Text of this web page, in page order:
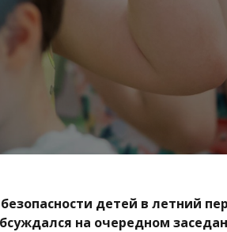
детей в летний
на очередном